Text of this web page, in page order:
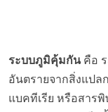
ระบบภูมิคุ้มกันคือ ร
อันตรายจากสิ่งแปล
แบคทีเรีย หรือสาร